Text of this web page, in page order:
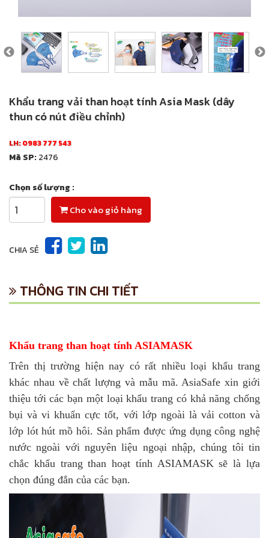
Khẩu trang vải than hoạt tính Asia Mask (dây
thun có nút điều chỉnh)
LH:0983 777 543
Mã SP: 2476
Chọn số lượng :
Cho vào giỏ hàng
CHIA SẺ
THÔNG TIN CHI TIẾT
Khẩu trang than hoạt tính ASIAMASK
Trên thị trường hiện nay có rất nhiều loại khẩu trang
khác nhau về chất lượng và mẫu mã. AsiaSafe xin giới
thiệu tới các bạn một loại khẩu trang có khả năng chống
bụi và vi khuẩn cực tốt, với lớp ngoài là vải cotton và
lớp lót hút mồ hôi. Sản phẩm được ứng dụng công nghệ
nước ngoài với nguyên liệu ngoại nhập, chúng tôi tin
chắc khẩu trang than hoạt tính ASIAMASK sẽ là lựa
chọn đúng đắn của các bạn.